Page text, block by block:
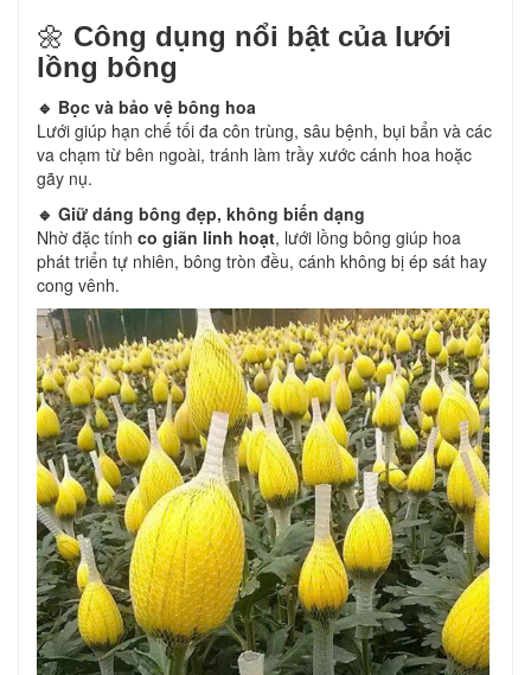
🌼 Công dụng nổi bật của lưới
lồng bông
🔹 Bọc và bảo vệ bông hoa
Lưới giúp hạn chế tối đa côn trùng, sâu bệnh, bụi bẩn và các
va chạm từ bên ngoài, tránh làm trầy xước cánh hoa hoặc
gãy nụ.
🔹 Giữ dáng bông đẹp, không biến dạng
Nhờ đặc tính co giãn linh hoạt, lưới lồng bông giúp hoa
phát triển tự nhiên, bông tròn đều, cánh không bị ép sát hay
cong vênh.